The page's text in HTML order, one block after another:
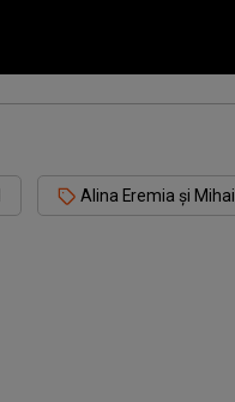
Alina Eremia și Mihail